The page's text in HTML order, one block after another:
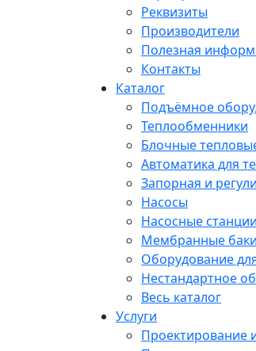
Реквизиты
Производители
Полезная
Контакты
Каталог
Подъёмное
Теплообменники
Блочные
Автоматика для
Запорная и
Насосы
Насосные станции
Мембранные баки
Оборудование
Нестандартное
Весь каталог
Услуги
Проектирование